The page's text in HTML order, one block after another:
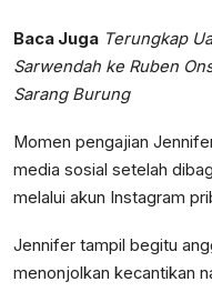
Baca Juga Terungkap
Sarwendah ke Ruben
Sarang Burung
Momen pengajian
media sosial setelah
melalui akun Instagram
Jennifer tampil begitu
menonjolkan kecantikan